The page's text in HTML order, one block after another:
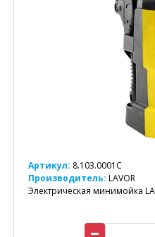
Артикул: 8.103.0001C
Производитель: LAVOR
Электрическая минимойка